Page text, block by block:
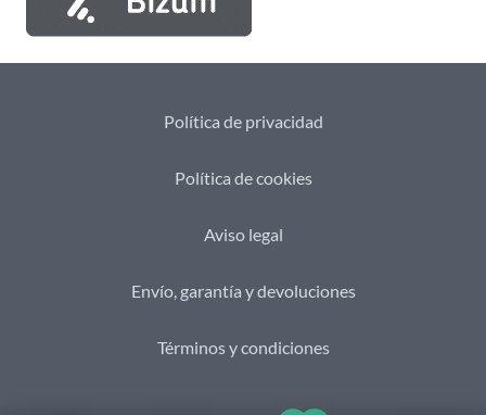
Política de privacidad
Política de cookies
Aviso legal
Envío, garantía y devoluciones
Términos y condiciones